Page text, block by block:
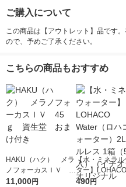
ご購入について
この商品は【アウトレット】品です
ので、予めご了承ください。
こちらの商品もおすすめ
HAKU（ハク） メラ
ノフォーカスＩＶ 4
5ｇ 資生堂 おまけ
11,000円
【水・ミネラ
ター】
r（ロハコウォー
490円